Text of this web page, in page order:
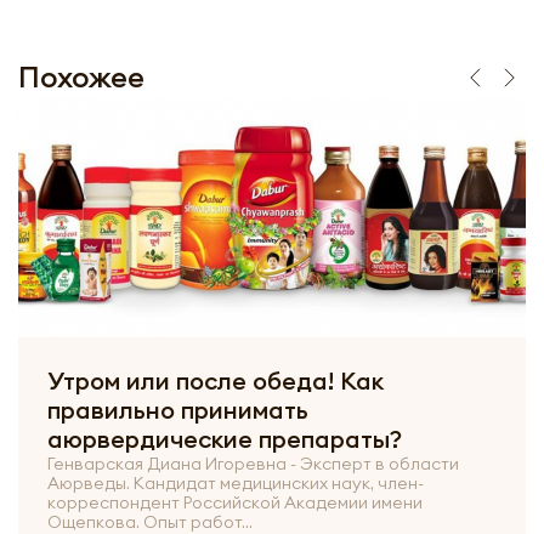
Похожее
Утром или после обеда! Как
правильно принимать
аюрвердические препараты?
Генварская Диана Игоревна - Эксперт в области
Аюрведы. Кандидат медицинских наук, член-
корреспондент Российской Академии имени
Ощепкова. Опыт работ...